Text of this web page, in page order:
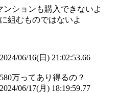
ションも購入できないよ
組むものではないよ
2024/06/16(日) 21:02:53.66
万ってあり得るの？
2024/06/17(月) 18:19:59.77